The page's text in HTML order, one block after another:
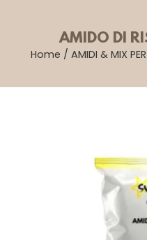
AMIDO DI
Home / AMIDI & MIX